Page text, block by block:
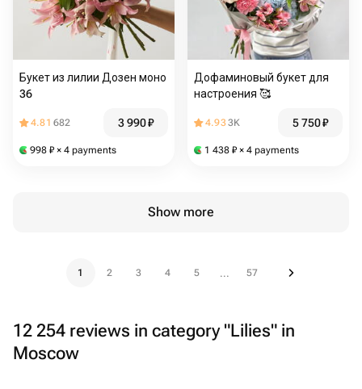
Букет из лилии Дозен моно
36
4.81 682 3 990₽
998 ₽ × 4 payments
Дофаминовый букет для
настроения 🥰
4.933K 5 750₽
1 438 ₽ × 4 payments
Show more
1 2 3 4 5 ... 57
12 254 reviews in category "Lilies" in
Moscow